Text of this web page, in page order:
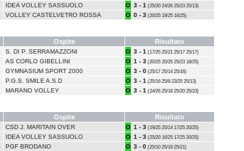
IDEA VOLLEY SASSUOLO O 3 - 1 (25/20 24/26 25/23 25/13)
VOLLEY CASTELVETRO ROSSA O 0 - 3 (20/25 19/25 16/25)
Ospite Risultato
S. DI P. SERRAMAZZONI O 3 - 1 (17/25 25/21 25/17 25/17)
AS CORLO GIBELLINI O 1 - 3 (20/25 20/25 25/23 18/25)
GYMNASIUM SPORT 2000 O 3 - 0 (25/17 25/14 25/16)
P.G.S. SMILE A.S.D O 3 - 1 (25/16 25/8 23/25 25/13)
MARANO VOLLEY O 3 - 1 (24/26 25/18 25/20 25/23)
Ospite Risultato
CSD J. MARITAIN OVER O 1 - 3 (19/25 25/14 17/25 20/25)
IDEA VOLLEY SASSUOLO O 1 - 3 (25/20 16/25 17/25 20/25)
PGF BRODANO O 3 - 0 (25/10 25/19 25/21)